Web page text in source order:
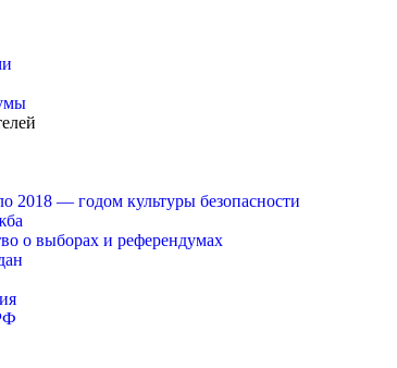
2018 — годом культуры безопасности
о выборах и референдумах